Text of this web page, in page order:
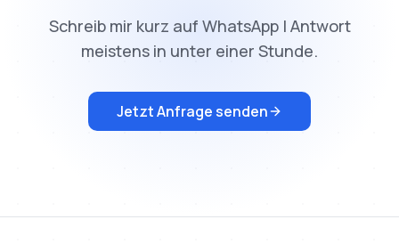
Schreib mir kurz auf WhatsApp | Antwort
meistens in unter einer Stunde.
Jetzt Anfrage senden